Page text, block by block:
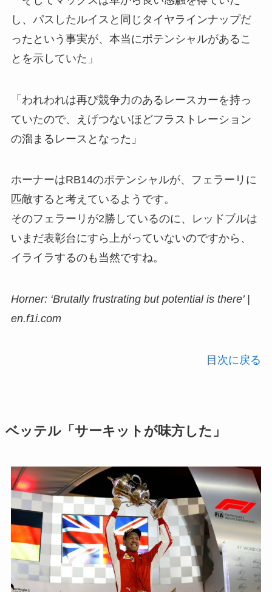
し、パスしたルイスと同じタイヤラインナップだ
ったという事実が、本当にポテンシャルがあるこ
とを示していた」
「われわれは再び競争力のあるレースカーを持っ
ていたので、えげつないほどフラストレーション
の溜まるレースとなった」
ホーナーはRB14のポテンシャルが、フェラーリに
匹敵すると考えているようです。
そのフェラーリが2勝しているのに、レッドブルは
いまだ表彰台にすら上がっていないのですから、
イライラするのも当然ですね。
Horner: ‘Brutally frustrating but potential is there’ |
en.f1i.com
目次に戻る
ベッテル「サーキットが味方した」